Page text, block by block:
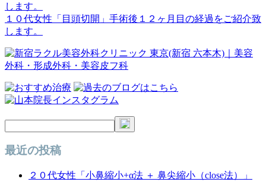
します。
１０代女性「目頭切開」手術後１２ヶ月目の経過をご紹介致
します。
最近の投稿
２０代女性「小鼻縮小+α法 ＋ 鼻尖縮小（close法）」